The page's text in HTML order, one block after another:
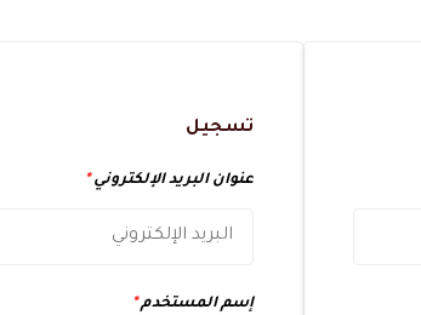
تسجيل
عنوان البريد الإلكتروني*
إسم المستخدم*